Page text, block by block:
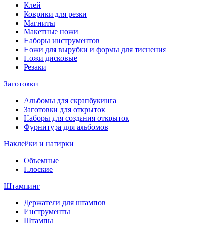
Клей
Коврики для резки
Магниты
Макетные ножи
Наборы инструментов
Ножи для вырубки и формы для тиснения
Ножи дисковые
Резаки
Заготовки
Альбомы для скрапбукинга
Заготовки для открыток
Наборы для создания открыток
Фурнитура для альбомов
Наклейки и натирки
Объемные
Плоские
Штампинг
Держатели для штампов
Инструменты
Штампы